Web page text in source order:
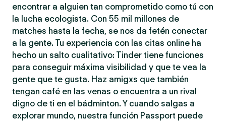
encontrar a alguien tan comprometido como tú con
la lucha ecologista. Con 55 mil millones de
matches hasta la fecha, se nos da fetén conectar
a la gente. Tu experiencia con las citas online ha
hecho un salto cualitativo: Tinder tiene funciones
para conseguir máxima visibilidad y que te vea la
gente que te gusta. Haz amigxs que también
tengan café en las venas o encuentra a un rival
digno de ti en el bádminton. Y cuando salgas a
explorar mundo, nuestra función Passport puede